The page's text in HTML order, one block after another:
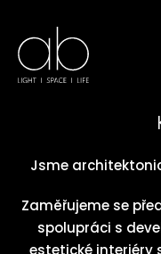
Jsme
Zaměřujeme se
spolupráci s
estetické interiéry